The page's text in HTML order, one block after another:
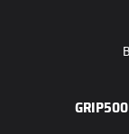
GRIP500